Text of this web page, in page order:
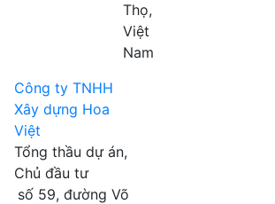
Thọ,
Việt
Nam
Công ty TNHH
Xây dựng Hoa
Việt
Tổng thầu dự án,
Chủ đầu tư
số 59, đường Võ